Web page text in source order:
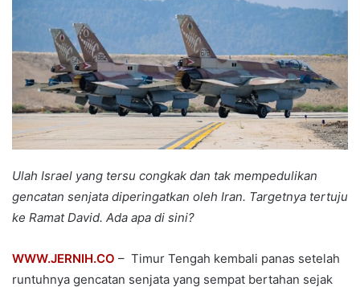
Ulah Israel yang tersu congkak dan tak mempedulikan
gencatan senjata diperingatkan oleh Iran. Targetnya tertuju
ke Ramat David. Ada apa di sini?
WWW.JERNIH.CO – Timur Tengah kembali panas setelah
runtuhnya gencatan senjata yang sempat bertahan sejak